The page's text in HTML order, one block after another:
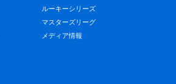
ルーキーシリーズ
マスターズリーグ
メディア情報